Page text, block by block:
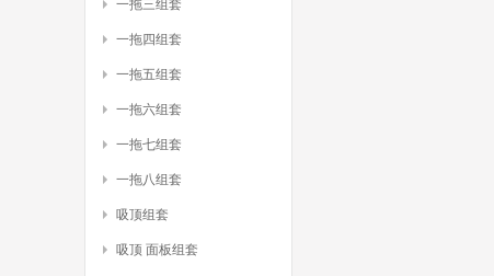
一拖三组套
一拖四组套
一拖五组套
一拖六组套
一拖七组套
一拖八组套
吸顶组套
吸顶 面板组套